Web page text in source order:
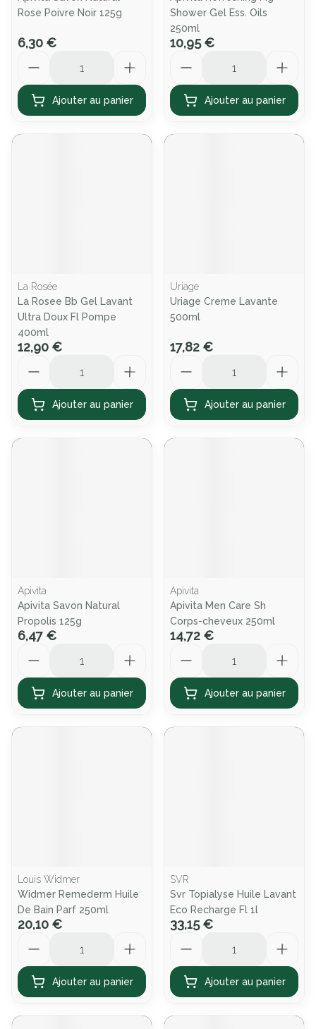
Rose Poivre Noir 125g
6,30 €
Ajouter au panier
Shower Gel Ess. Oils
250ml
10,95 €
Ajouter au panier
La Rosée
La Rosee Bb Gel Lavant
Ultra Doux Fl Pompe
400ml
12,90 €
Ajouter au panier
Uriage
Uriage Creme Lavante
500ml
17,82 €
Ajouter au panier
Apivita
Apivita Savon Natural
Propolis 125g
6,47 €
Ajouter au panier
Apivita
Apivita Men Care Sh
Corps-cheveux 250ml
14,72 €
Ajouter au panier
Louis Widmer
Widmer Remederm Huile
De Bain Parf 250ml
20,10 €
Ajouter au panier
SVR
Svr Topialyse Huile Lavant
Eco Recharge Fl 1l
33,15 €
Ajouter au panier